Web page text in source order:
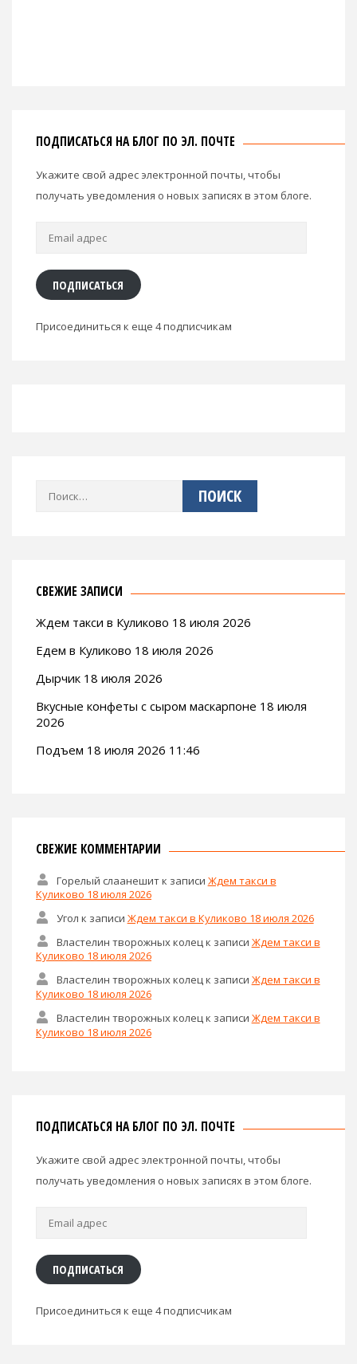
ПОДПИСАТЬСЯ НА БЛОГ ПО ЭЛ. ПОЧТЕ
Укажите свой адрес электронной почты, чтобы
получать уведомления о новых записях в этом блоге.
Email
ПОДПИСАТЬСЯ
Присоединиться к еще 4 подписчикам
Найти:
СВЕЖИЕ ЗАПИСИ
Ждем такси в Куликово 18 июля 2026
Едем в Куликово 18 июля 2026
Дырчик 18 июля 2026
Вкусные конфеты с сыром маскарпоне 18 июля
2026
Подъем 18 июля 2026 11:46
СВЕЖИЕ КОММЕНТАРИИ
Горелый слаанешитк записи Ждем такси в
Куликово 18 июля 2026
Угол к записи Ждем такси в Куликово 18 июля 2026
Властелин творожных колец к записи Ждем такси в
Куликово 18 июля 2026
Властелин творожных колецк записи Ждем такси в
Куликово 18 июля 2026
Властелин творожных колецк записи Ждем такси в
Куликово 18 июля 2026
ПОДПИСАТЬСЯ НА БЛОГ ПО ЭЛ. ПОЧТЕ
Укажите свой адрес электронной почты, чтобы
получать уведомления о новых записях в этом блоге.
Email
ПОДПИСАТЬСЯ
Присоединиться к еще 4 подписчикам